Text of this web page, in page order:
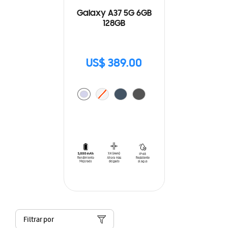
Galaxy A37 5G 6GB
128GB
US$ 389.00
Filtrar por